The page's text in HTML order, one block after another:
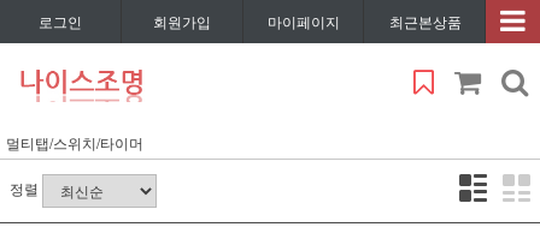
로그인 회원가입 마이페이지 최근본상품
멀티탭/스위치/타이머
정렬